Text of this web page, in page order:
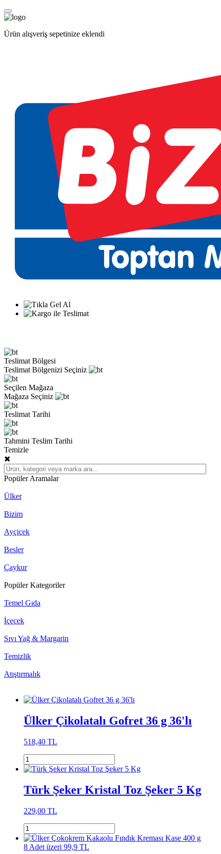
Ürün alışveriş sepetinize eklendi
Teslimat Bölgesi
Teslimat Bölgenizi Seçiniz
Seçilen Mağaza
Mağaza Seçiniz
Teslimat Tarihi
Tahmini Teslim Tarihi
Temizle
✖
Popüler Aramalar
Ülker
Bizim
Ayçiçek
Besler
Çaykur
Popüler Kategoriler
Temel Gıda
İçecek
Sıvı Yağ & Margarin
Temizlik
Atıştırmalık
Ülker Çikolatalı Gofret 36 g 36'lı
518,40 TL
Türk Şeker Kristal Toz Şeker 5 Kg
229,00 TL
8 Adet üzeri 99,9 TL